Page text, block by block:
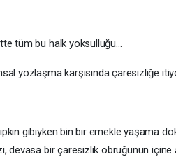
tüm bu halk yoksulluğu…
yozlaşma karşısında çaresizliğe
gibiyken bin bir emekle yaşama
devasa bir çaresizlik obruğunun içine